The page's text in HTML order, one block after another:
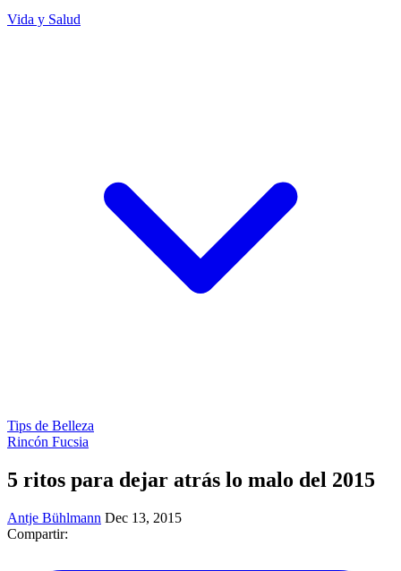
Vida y Salud
Tips de Belleza
Rincón Fucsia
5 ritos para dejar atrás lo malo del 2015
Antje Bühlmann Dec 13, 2015
Compartir: